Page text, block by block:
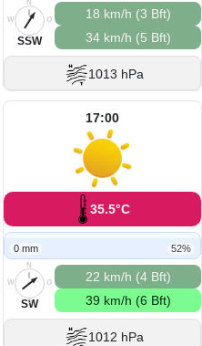
N
O
S
W
SSW
18 km/h (3 Bft)
34 km/h (5 Bft)
1013 hPa
17:00
35.5°C
0 mm 52%
N
O
S
W
SW
22 km/h (4 Bft)
39 km/h (6 Bft)
1012 hPa